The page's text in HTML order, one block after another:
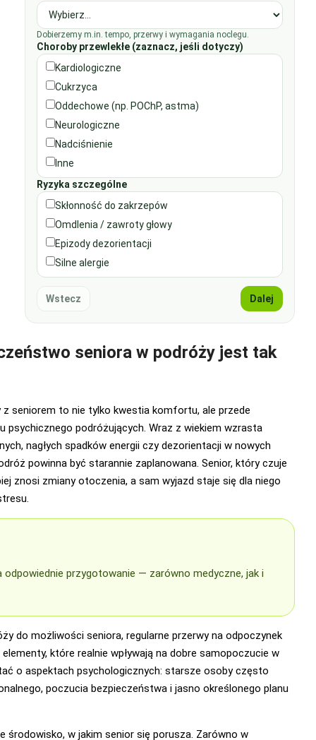
Dobierzemy m.in. tempo, przerwy i wymagania noclegu.
Choroby przewlekłe (zaznacz, jeśli dotyczy)
Kardiologiczne
Cukrzyca
Oddechowe (np. POChP, astma)
Neurologiczne
Nadciśnienie
Inne
Ryzyka szczególne
Skłonność do zakrzepów
Omdlenia / zawroty głowy
Epizody dezorientacji
Silne alergie
Wstecz Dalej
seniora w podróży jest tak
seniorem to nie tylko kwestia komfortu, ale przede
psychicznego podróżujących. Wraz z wiekiem wzrasta
nagłych spadków energii czy dezorientacji w nowych
powinna być starannie zaplanowana. Senior, który czuje
znosi zmiany otoczenia, a sam wyjazd staje się dla niego
odpowiednie przygotowanie — zarówno medyczne, jak i
do możliwości seniora, regularne przerwy na odpoczynek
które realnie wpływają na dobre samopoczucie w
o aspektach psychologicznych: starsze osoby często
poczucia bezpieczeństwa i jasno określonego planu
środowisko, w jakim senior się porusza. Zarówno w